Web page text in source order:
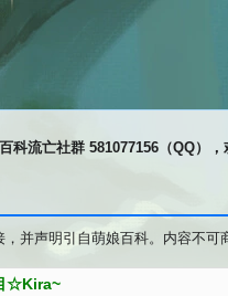
科流亡社群 581077156（QQ）
并声明引自萌娘百科。内容不可
☆Kira~